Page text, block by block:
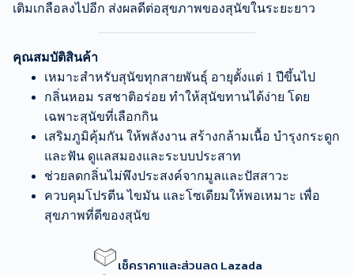
เติมเกลือลงไปอีก ส่งผลดีต่อสุขภาพของสุนัขในระยะยาว
คุณสมบัติสินค้า
เหมาะสำหรับสุนัขทุกสายพันธุ์ อายุตั้งแต่ 1 ปีขึ้นไป
กลิ่นหอม รสชาติอร่อย ทำให้สุนัขทานได้ง่าย โดย
เฉพาะสุนัขที่เลือกกิน
เสริมภูมิคุ้มกัน ให้พลังงาน สร้างกล้ามเนื้อ บำรุงกระดูก
และฟัน ดูแลสมองและระบบประสาท
ช่วยลดกลิ่นไม่พึงประสงค์จากมูลและปัสสาวะ
ควบคุมโปรตีน ไขมัน และโซเดียมให้พอเหมาะ เพื่อ
สุขภาพที่ดีของสุนัข
เช็คราคาและส่วนลด Lazada